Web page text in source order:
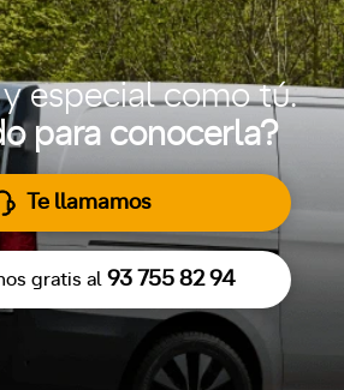
especial como tú.
para conocerla?
Te llamamos
gratis al 93 755 82 94